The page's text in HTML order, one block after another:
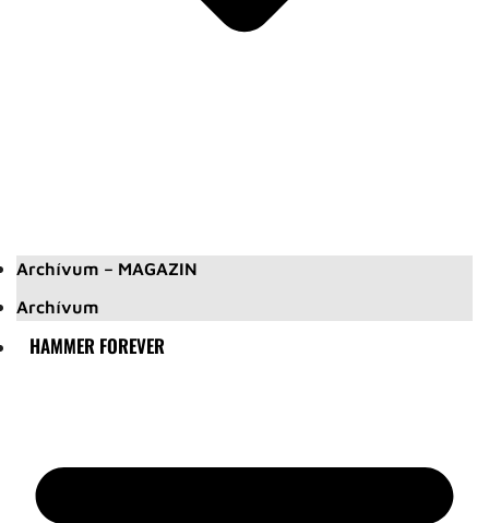
Archívum – MAGAZIN
Archívum
HAMMER FOREVER